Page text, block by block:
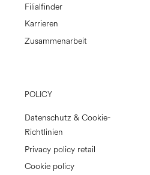
Filialfinder
Karrieren
Zusammenarbeit
POLICY
Datenschutz & Cookie-
Richtlinien
Privacy policy retail
Cookie policy